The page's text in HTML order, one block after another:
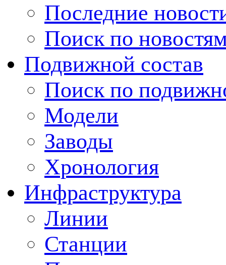
Последние
Поиск по
Подвижной состав
Поиск по
Модели
Заводы
Хронология
Инфраструктура
Линии
Станции